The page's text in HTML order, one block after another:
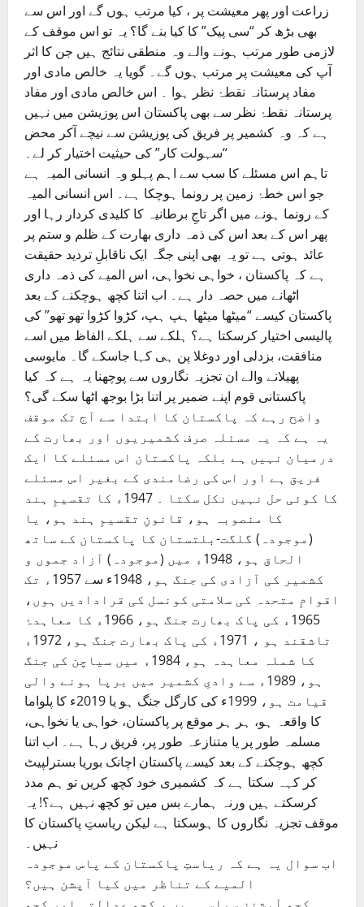
زراعت اور پھر معیشت پر ، کیا مرتب ہوں گے اور اس سے
بھی بڑھ کر “سی پیک” کا کیا بنے گا؟ یہ تو اس موقف کے
لازمی طور مرتب ہونے والے وہ منطقی نتائج ہیں جن کا اثر
آپ کی معیشت پر مرتب ہوں گے۔ گویا یہ خالص مادی اور
مفاد پرستانہ نقطۂ نظر ہوا ۔ اس خالص مادی اور مفاد
پرستانہ نقطۂ نظر سے بھی پاکستان اس پوزیشن میں نہیں
ہے کہ وہ کشمیر پر فریق کی پوزیشن سے نیچے آکر محض
“سہولت کار” کی حیثیت اختیار کر لے۔
تاہم اس مسئلے کا سب سے اہم پہلو وہ انسانی المیہ ہے
جو اس خطۂ زمین پر رونما ہوچکا ہے۔ اس انسانی المیہ
کے رونما ہونے میں اگر تاجِ برطانیہ کا کلیدی کردار رہا اور
پھر اس کے بعد اس کی ذمہ داری بھارت کے ظلم و ستم پر
عائد ہوتی ہے تو یہ بھی اپنی جگہ ایک ناقابلِ تردید حقیقت
ہے کہ پاکستان ، خواہی نخواہی، اس المیے کی ذمہ داری
اٹھانے میں حصہ دار ہے۔ اب اتنا کچھ ہوچکنے کے بعد
پاکستان کیسے “میٹھا میٹھا ہپ ہپ، کڑوا کڑوا تھو تھو” کی
پالیسی اختیار کرسکتا ہے؟ ہلکے سے ہلکے الفاظ میں اسے
منافقت، بزدلی اور دوغلا پن ہی کہا جاسکے گا۔ مایوسی
پھیلانے والے ان تجزیہ نگاروں سے پوچھنا یہ ہے کہ کیا
پاکستانی قوم اپنے ضمیر پر اتنا بڑا بوجھ اٹھا سکے گی؟
واضح رہے کہ پاکستان کا ابتدا سے آج تک موقف
یہ ہے کہ یہ مسئلہ صرف کشمیریوں اور بھارت کے
درمیان نہیں ہے بلکہ پاکستان اس مسئلے کا ایک
فریق ہے اور اس کی رضامندی کے بغیر اس مسئلے
کا کوئی حل نہیں نکل سکتا ۔ 1947ء کا تقسیمِ ہند
کا منصوبہ ہو، قانونِ تقسیمِ ہند ہو، یا
(موجودہ) گلگت-بلتستان کا پاکستان کے ساتھ
الحاق ہو، 1948ء میں (موجودہ) آزاد جموں و
کشمیر کی آزادی کی جنگ ہو، 1948ء سے 1957ء تک
اقوامِ متحدہ کی سلامتی کونسل کی قرادادیں ہوں،
1965ء کی پاک بھارت جنگ ہو، 1966ء کا معاہدۂ
تاشقند ہو ، 1971ء کی پاک بھارت جنگ ہو، 1972ء
کا شملہ معاہدہ ہو، 1984ء میں سیاچن کی جنگ
ہو، 1989ء سے وادیِ کشمیر میں برپا ہونے والی
قیامت ہو، 1999ء کی کارگل جنگ ہو یا 2019ء کا پلواما
کا واقعہ ہو، ہر ہر موقع پر پاکستان، خواہی یا نخواہی،
مسلمہ طور پر یا متنازعہ طور پر، فریق رہا ہے۔ اب اتنا
کچھ ہوچکنے کے بعد کیسے پاکستان اچانک بوریا بسترلپیٹ
کر کہہ سکتا ہے کہ کشمیری خود کچھ کریں تو ہم مدد
کرسکتے ہیں ورنہ ہمارے بس میں تو کچھ نہیں ہے؟! یہ
موقف تجزیہ نگاروں کا ہوسکتا ہے لیکن ریاستِ پاکستان کا
نہیں۔
اب سوال یہ ہے کہ ریاستِ پاکستان کے پاس موجودہ
المیے کے تناظر میں کیا آپشن ہیں؟